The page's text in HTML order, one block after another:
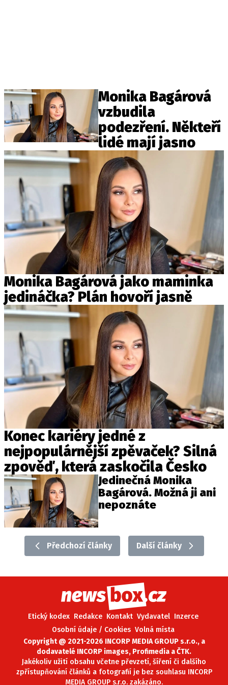
Monika Bagárová
vzbudila
podezření. Někteří
lidé mají jasno
Monika Bagárová jako maminka
jedináčka? Plán hovoří jasně
Konec kariéry jedné z
nejpopulárnější zpěvaček? Silná
zpověď, která zaskočila Česko
Jedinečná Monika
Bagárová. Možná ji ani
nepoznáte
Předchozí články Další články
Etický kodex Redakce Kontakt Vydavatel Inzerce
Osobní údaje / Cookies Volná místa
Copyright @ 2021-2026 INCORP MEDIA GROUP s.r.o., a
dodavatelé INCORP images, Profimedia a ČTK.
Jakékoliv užití obsahu včetne převzetí, šíření či dalšího
zpřístupňování článků a fotografií je bez souhlasu INCORP
MEDIA GROUP s.r.o. zakázáno.